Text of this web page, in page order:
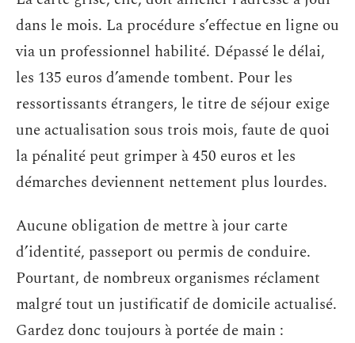
dans le mois. La procédure s’effectue en ligne ou
via un professionnel habilité. Dépassé le délai,
les 135 euros d’amende tombent. Pour les
ressortissants étrangers, le titre de séjour exige
une actualisation sous trois mois, faute de quoi
la pénalité peut grimper à 450 euros et les
démarches deviennent nettement plus lourdes.
Aucune obligation de mettre à jour carte
d’identité, passeport ou permis de conduire.
Pourtant, de nombreux organismes réclament
malgré tout un justificatif de domicile actualisé.
Gardez donc toujours à portée de main :